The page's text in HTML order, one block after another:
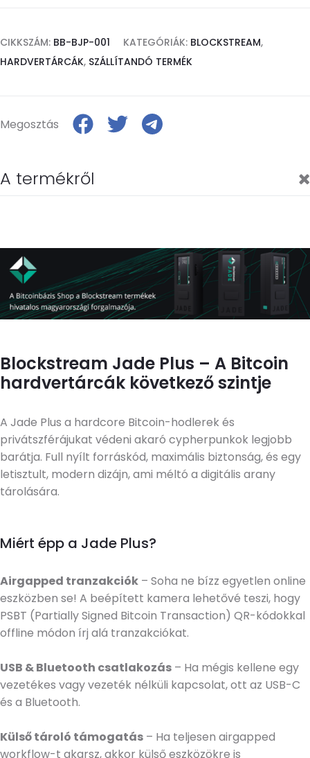
CIKKSZÁM: BB-BJP-001 KATEGÓRIÁK: BLOCKSTREAM,
HARDVERTÁRCÁK, SZÁLLÍTANDÓ TERMÉK
Megosztás
A termékről
Blockstream Jade Plus – A Bitcoin
hardvertárcák következő szintje
A Jade Plus a hardcore Bitcoin-hodlerek és
privátszférájukat védeni akaró cypherpunkok legjobb
barátja. Full nyílt forráskód, maximális biztonság, és egy
letisztult, modern dizájn, ami méltó a digitális arany
tárolására.
Miért épp a Jade Plus?
Airgapped tranzakciók – Soha ne bízz egyetlen online
eszközben se! A beépített kamera lehetővé teszi, hogy
PSBT (Partially Signed Bitcoin Transaction) QR-kódokkal
offline módon írj alá tranzakciókat.
USB & Bluetooth csatlakozás – Ha mégis kellene egy
vezetékes vagy vezeték nélküli kapcsolat, ott az USB-C
és a Bluetooth.
Külső tároló támogatás – Ha teljesen airgapped
workflow-t akarsz, akkor külső eszközökre is